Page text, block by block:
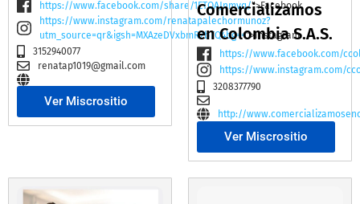
https://www.facebook.com/share/1ETQAJnmvq/">Facebook
https://www.instagram.com/renatapalechormunoz?
utm_source=qr&igsh=MXAzeDVxbmR2bTQ4bg==">Instagram
3152940077
renatap1019@gmail.com
Ver Miscrositio
Comercializamos
en Colombia S.A.S.
https://www.facebook.com/
https://www.instagram.com/
3208377790
http://
Ver Miscrositio